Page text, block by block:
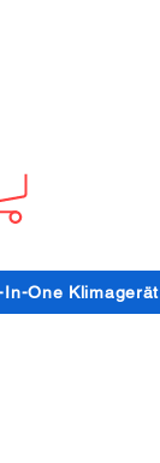
In-One Klimagerät